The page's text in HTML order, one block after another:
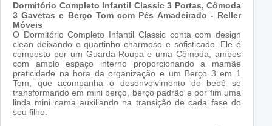
Dormitório Completo Infantil Classic 3 Portas, Cômoda
3 Gavetas e Berço Tom com Pés Amadeirado - Reller
Móveis
O Dormitório Completo Infantil Classic conta com design
clean deixando o quartinho charmoso e sofisticado. Ele é
composto por um Guarda-Roupa e uma Cômoda, ambos
com amplo espaço interno proporcionando a mamãe
praticidade na hora da organização e um Berço 3 em 1
Tom, que acompanha o desenvolvimento do bebê se
transformando em mini berço, berço padrão e por fim uma
linda mini cama auxiliando na transição de cada fase do
seu filho.